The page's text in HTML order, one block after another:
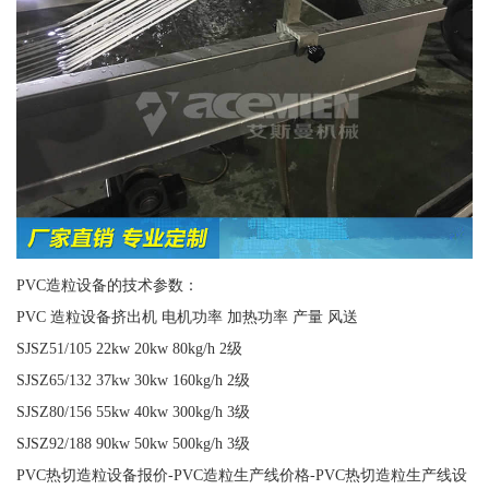
PVC造粒设备的技术参数：
PVC 造粒设备挤出机 电机功率 加热功率 产量 风送
SJSZ51/105 22kw 20kw 80kg/h 2级
SJSZ65/132 37kw 30kw 160kg/h 2级
SJSZ80/156 55kw 40kw 300kg/h 3级
SJSZ92/188 90kw 50kw 500kg/h 3级
PVC热切造粒设备报价-PVC造粒生产线价格-PVC热切造粒生产线设